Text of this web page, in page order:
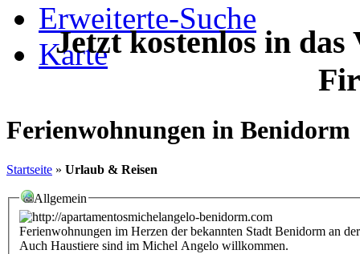
Erweiterte-Suche
Karte
Jetzt kostenlos in
Ferienwohnungen in Benidorm
Startseite » Urlaub & Reisen
Allgemein
Ferienwohnungen im Herzen der bekannten Stadt Benidorm an
Auch Haustiere sind im Michel Angelo willkommen.